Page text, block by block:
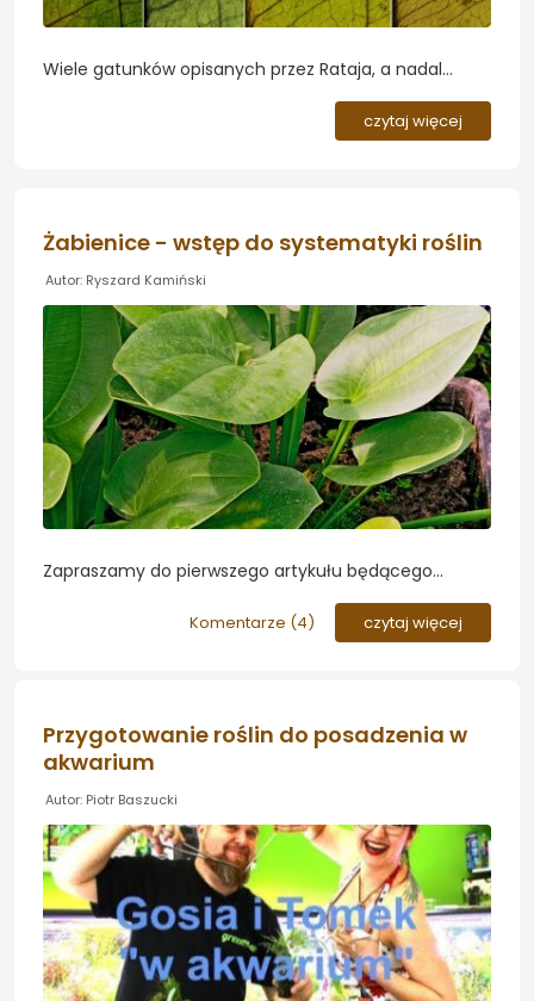
Wiele gatunków opisanych przez Rataja, a nadal
systematyczną w wyniku rewizji Haynesa i Holm-
Nielsena oraz Lehtonena. Tych trzech badaczy
czytaj więcej
Żabienice - wstęp do systematyki roślin
Autor: Ryszard Kamiński
Zapraszamy do pierwszego artykułu będącego
niezbędną teorię związaną z hodowlą roślin oraz
dowiecie się jak powstają nowe gatunki i hybrydy oraz
Komentarze (4) czytaj więcej
Przygotowanie roślin do posadzenia w
akwarium
Autor: Piotr Baszucki